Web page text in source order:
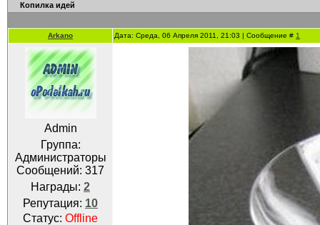
Копилка идей
Arkano Дата: Среда, 06 Апреля 2011, 21:03 | Сообщение # 1
Admin
Группа:
Администраторы
Сообщений: 317
Награды: 2
Репутация: 10
Статус: Offline